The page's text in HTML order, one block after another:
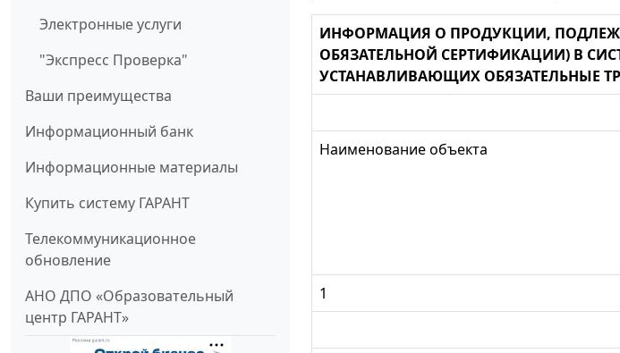
Электронные услуги
"Экспресс Проверка"
Ваши преимущества
Информационный банк
Информационные материалы
Купить систему ГАРАНТ
Телекоммуникационное
обновление
АНО ДПО «Образовательный
центр ГАРАНТ»
ИНФОРМАЦИЯ О ПРОДУКЦИИ,
ОБЯЗАТЕЛЬНОЙ СЕРТИФИКАЦИИ) В
УСТАНАВЛИВАЮЩИХ ОБЯЗАТЕЛЬНЫЕ
Наименование объекта
1